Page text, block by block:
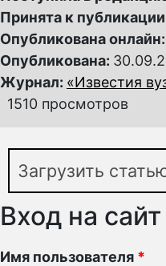
Принята к
Опубликована онлайн:
Опубликована:
Журнал: «Известия
1510 просмотров
Загрузить
Вход на сайт
Имя пользователя *